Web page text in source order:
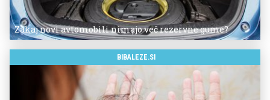
Zakaj novi avtomobili nimajo več rezervne gume?
BIBALEZE.SI